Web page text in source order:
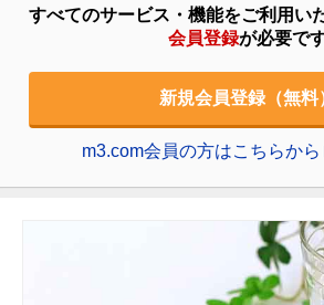
すべてのサービス・機能をご利用い
会員登録が必要で
新規会員登録（無料
m3.com会員の方はこちらか